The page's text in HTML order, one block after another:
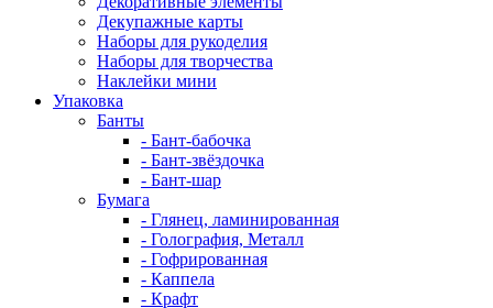
Декупажные карты
Наборы для рукоделия
Наборы для творчества
Наклейки мини
Упаковка
Банты
- Бант-бабочка
- Бант-звёздочка
- Бант-шар
Бумага
- Глянец, ламинированная
- Голография, Металл
- Гофрированная
- Каппела
- Крафт